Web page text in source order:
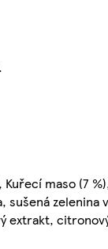
Kuřecí maso (7
sušená
extrakt,